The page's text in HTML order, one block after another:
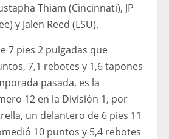
Thiam (Cincinnati), JP
y Jalen Reed (LSU).
7 pies 2 pulgadas que
7,1 rebotes y 1,6 tapones
pasada, es la
12 en la División 1, por
un delantero de 6 pies 11
10 puntos y 5,4 rebotes